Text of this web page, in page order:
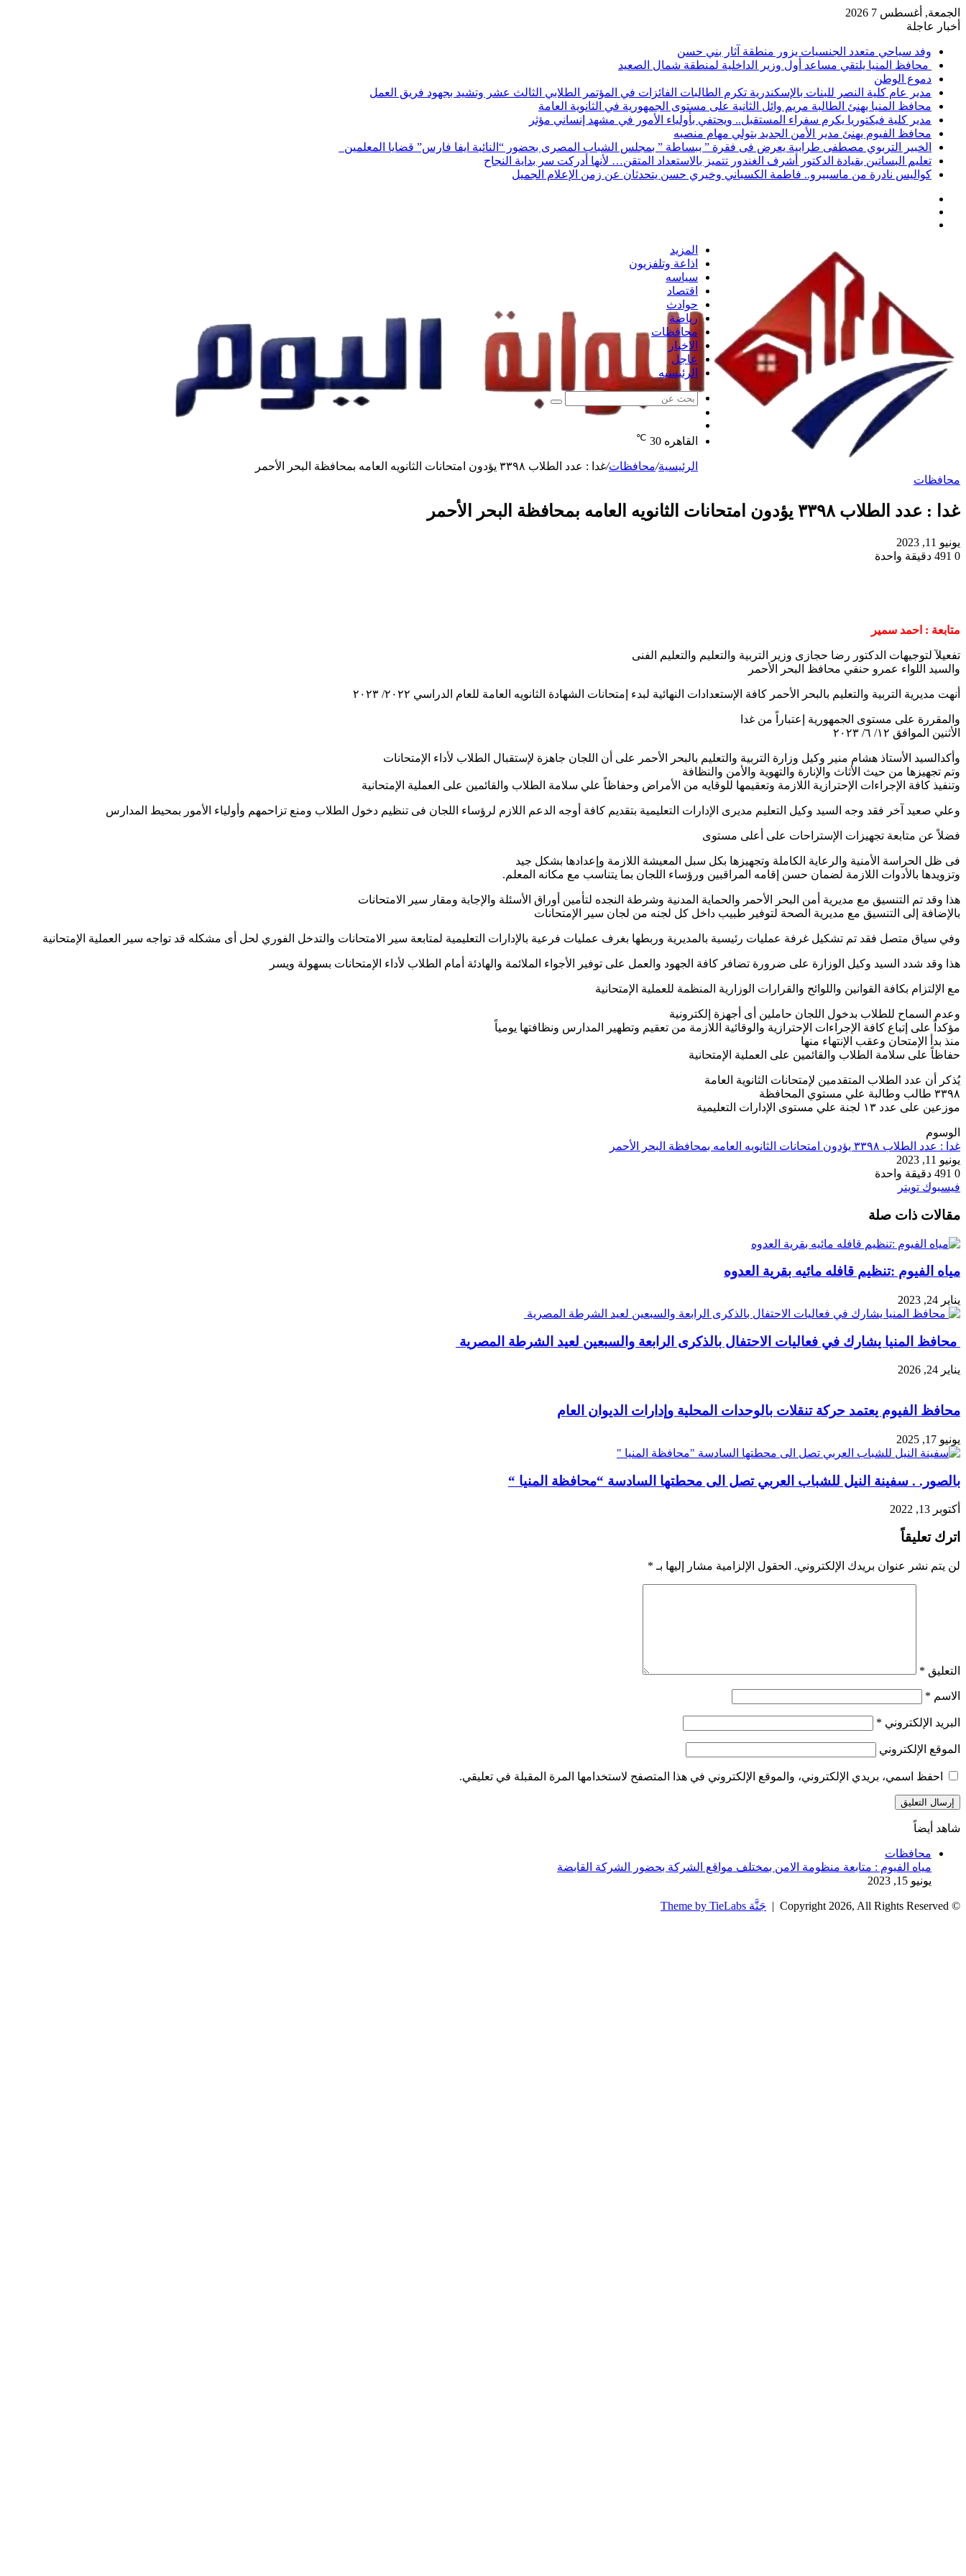
الجمعة, أغسطس 7 2026
أخبار عاجلة
وفد سياحي متعدد الجنسيات يزور منطقة آثار بني حسن
محافظ المنيا يلتقي مساعد أول وزير الداخلية لمنطقة شمال الصعيد
دموع الوطن
مدير عام كلية النصر للبنات بالإسكندرية تكرم الطالبات الفائزات في المؤتمر الطلابي الثالث عشر وتشيد بجهود فريق العمل
محافظ المنيا يهنئ الطالبة مريم وائل الثانية على مستوى الجمهورية في الثانوية العامة
مدير كلية فيكتوريا يكرم سفراء المستقبل.. ويحتفي بأولياء الأمور في مشهد إنساني مؤثر
محافظ الفيوم يهنئ مدير الأمن الجديد بتولي مهام منصبه
الخبير التربوي مصطفى طرابية يعرض فى فقرة ” ببساطة ” بمجلس الشباب المصرى بحضور “النائبة ايفا فارس” قضايا المعلمين
تعليم البساتين بقيادة الدكتور أشرف الغندور تتميز بالاستعداد المتقن… لأنها أدركت سر بداية النجاح
كواليس نادرة من ماسبيرو.. فاطمة الكسباني وخيري حسن يتحدثان عن زمن الإعلام الجميل
المزيد
اذاعة وتلفزيون
سياسه
اقتصاد
حوادث
رياضة
محافظات
الاخبار
عاجل
الرئيسيه
بحث
عشوائي
القاهره 30
℃
الرئيسية/محافظات/غدا : عدد الطلاب ٣٣٩٨ يؤدون امتحانات الثانويه العامه بمحافظة البحر الأحمر
محافظات
غدا : عدد الطلاب ٣٣٩٨ يؤدون امتحانات الثانويه العامه بمحافظة البحر الأحمر
يونيو 11, 2023
0
دقيقة واحدة
متابعة : احمد سمير
تفعيلآ لتوجيهات الدكتور رضا حجازى وزير التربية والتعليم والتعليم الفنى
والسيد اللواء عمرو حنفي محافظ البحر الأحمر
أنهت مديرية التربية والتعليم بالبحر الأحمر كافة الإستعدادات النهائية لبدء إمتحانات الشهادة الثانويه العامة للعام الدراسي ٢٠٢٢/ ٢٠٢٣
والمقررة على مستوى الجمهورية إعتباراً من غدا
الأثنين الموافق ١٢/ ٦/ ٢٠٢٣
وأكدالسيد الأستاذ هشام منير وكيل وزارة التربية والتعليم بالبحر الأحمر على أن اللجان جاهزة لإستقبال الطلاب لأداء الإمتحانات
وتم تجهيزها من حيث الأثاث والإنارة والتهوية والأمن والنظافة
وتنفيذ كافة الإجراءات الإحترازية اللازمة وتعقيمها للوقايه من الأمراض وحفاظاً علي سلامة الطلاب والقائمين على العملية الإمتحانية
وعلي صعيد آخر فقد وجه السيد وكيل التعليم مديرى الإدارات التعليمية بتقديم كافة أوجه الدعم اللازم لرؤساء اللجان فى تنظيم دخول الطلاب ومنع تزاحمهم وأولياء الأمور بمحيط المدارس
فضلاً عن متابعة تجهيزات الإستراحات على أعلى مستوى
فى ظل الحراسة الأمنية والرعاية الكاملة وتجهيزها بكل سبل المعيشة اللازمة وإعدادها بشكل جيد
وتزويدها بالأدوات اللازمة لضمان حسن إقامه المراقبين ورؤساء اللجان بما يتناسب مع مكانه المعلم.
هذا وقد تم التنسيق مع مديرية أمن البحر الأحمر والحماية المدنية وشرطة النجده لتأمين أوراق الأسئلة والإجابة ومقار سير الامتحانات
بالإضافة إلى التنسيق مع مديرية الصحة لتوفير طبيب داخل كل لجنه من لجان سير الإمتحانات
وفي سياق متصل فقد تم تشكيل غرفة عمليات رئيسية بالمديرية وربطها بغرف عمليات فرعية بالإدارات التعليمية لمتابعة سير الامتحانات والتدخل الفوري لحل أى مشكله قد تواجه سير العملية الإمتحانية
هذا وقد شدد السيد وكيل الوزارة على ضرورة تضافر كافة الجهود والعمل على توفير الأجواء الملائمة والهادئة أمام الطلاب لأداء الإمتحانات بسهولة ويسر
مع الإلتزام بكافة القوانين واللوائح والقرارات الوزارية المنظمة للعملية الإمتحانية
وعدم السماح للطلاب بدخول اللجان حاملين أى أجهزة إلكترونية
مؤكداً على إتباع كافة الإجراءات الإحترازية والوقائية اللازمة من تعقيم وتطهير المدارس ونظافتها يومياً
منذ بدأ الإمتحان وعقب الإنتهاء منها
حفاظاً على سلامة الطلاب والقائمين على العملية الإمتحانية
يُذكر أن عدد الطلاب المتقدمين لإمتحانات الثانوية العامة
٣٣٩٨ طالب وطالبة علي مستوي المحافظة
موزعين على عدد ١٣ لجنة علي مستوى الإدارات التعليمية
الوسوم
غدا : عدد الطلاب ٣٣٩٨ يؤدون امتحانات الثانويه العامه بمحافظة البحر الأحمر
يونيو 11, 2023
0
دقيقة واحدة
فيسبوك تويتر
البريد
مقالات ذات صلة
مياه الفيوم :تنظيم قافله مائيه بقرية العدوه
يناير 24, 2023
محافظ المنيا يشارك في فعاليات الاحتفال بالذكرى الرابعة والسبعين لعيد الشرطة المصرية
يناير 24, 2026
محافظ الفيوم يعتمد حركة تنقلات بالوحدات المحلية وإدارات الديوان العام
يونيو 17, 2025
بالصور. . سفينة النيل للشباب العربي تصل الى محطتها السادسة “محافظة المنيا “
أكتوبر 13, 2022
اترك تعليقاً
لن يتم نشر عنوان بريدك الإلكتروني. الحقول الإلزامية مشار إليها بـ *
التعليق *
الاسم *
البريد الإلكتروني *
الموقع الإلكتروني
احفظ اسمي، بريدي الإلكتروني، والموقع الإلكتروني في هذا المتصفح لاستخدامها المرة المقبلة في تعليقي.
شاهد أيضاً
محافظات
مياه الفيوم : متابعة منظومة اﻻمن بمختلف مواقع الشركة بحضور الشركة القابضة
يونيو 15, 2023
© Copyright 2026, All Rights Reserved |
جَنَّة Theme by TieLabs